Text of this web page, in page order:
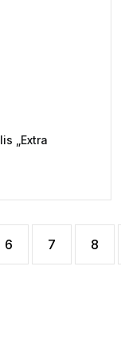
„Extra
6 7 8